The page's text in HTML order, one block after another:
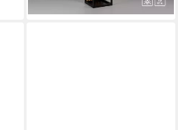
Stehleuchte, Fußschalter
lieferbar in 4 Wochen